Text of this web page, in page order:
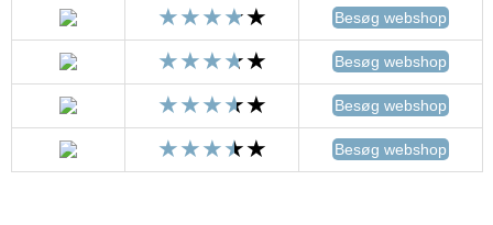
Besøg webshop
Besøg webshop
Besøg webshop
Besøg webshop